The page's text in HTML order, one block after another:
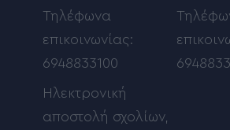
Τηλέφωνα
επικοινωνίας:
6948833100
Ηλεκτρονική
αποστολή σχολίων,